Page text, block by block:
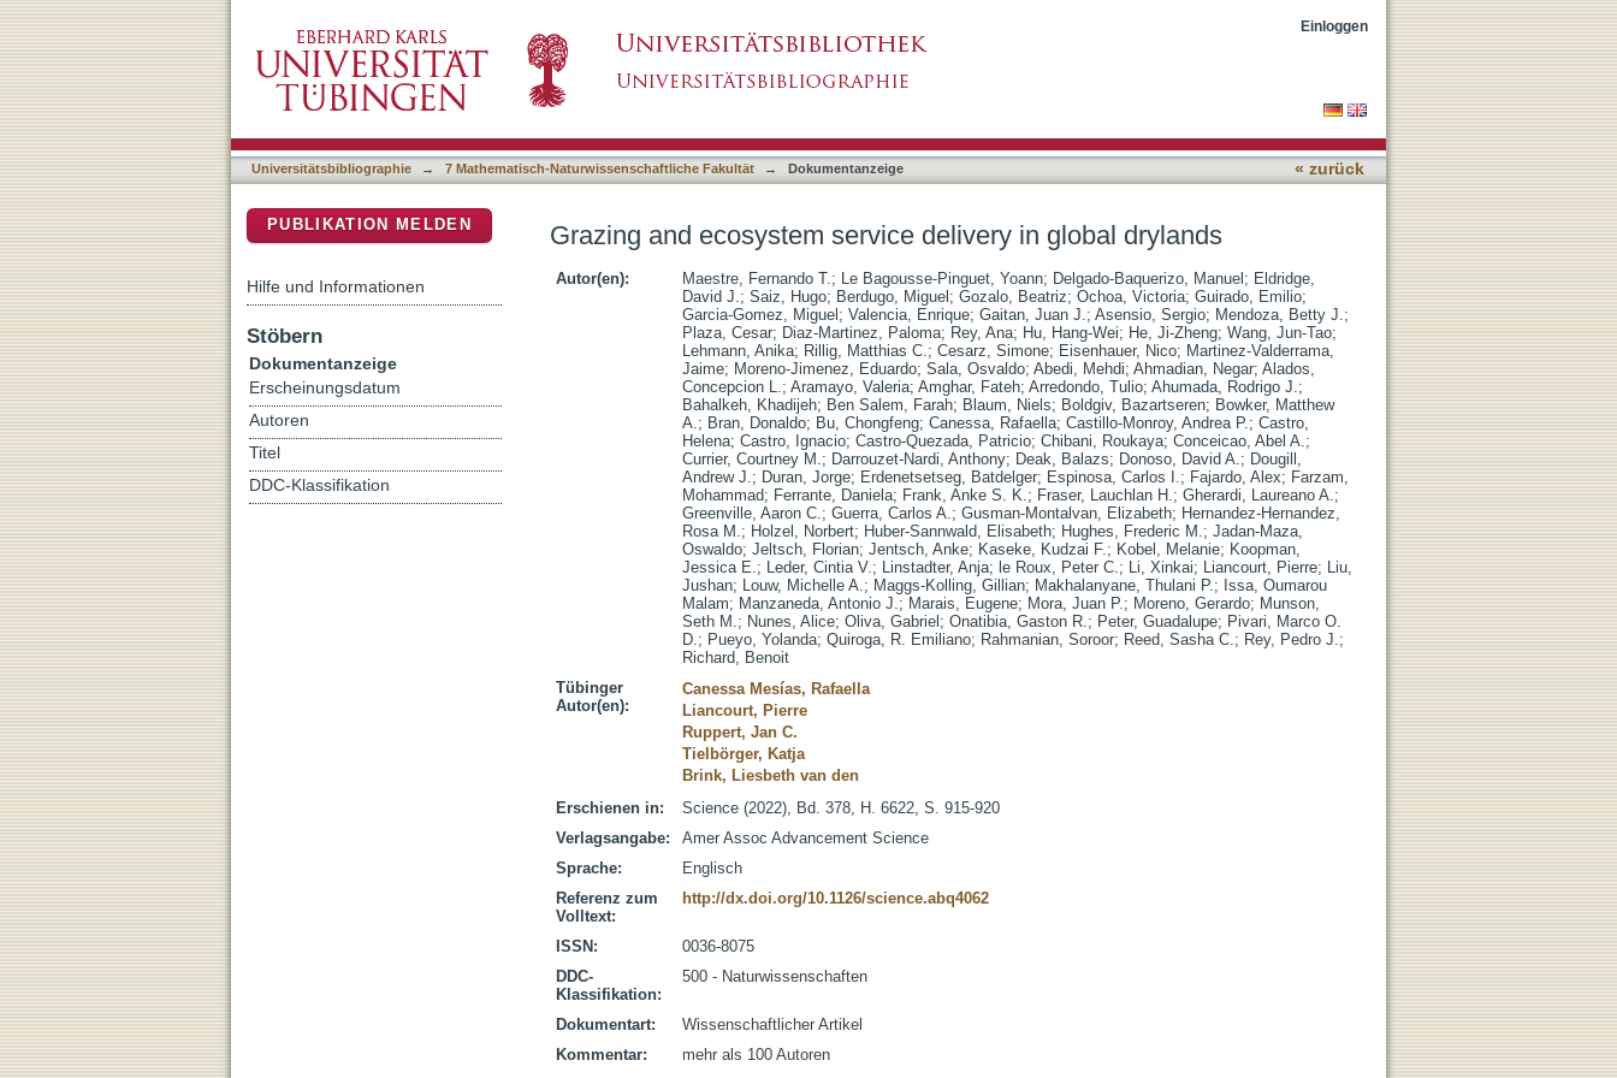
Einloggen
Universitätsbibliographie → 7 Mathematisch-Naturwissenschaftliche Fakultät → Dokumentanzeige « zurück
Grazing and ecosystem service delivery in global drylands
Autor(en): Maestre, Fernando T.; Le Bagousse-Pinguet, Yoann; Delgado-Baquerizo, Manuel ; Eldridge,
David J.; Saiz, Hugo; Berdugo, Miguel ; Gozalo, Beatriz; Ochoa, Victoria; Guirado, Emilio;
Garcia-Gomez, Miguel ; Valencia, Enrique; Gaitan, Juan J.; Asensio, Sergio; Mendoza, Betty J.;
Plaza, Cesar; Diaz-Martinez, Paloma; Rey, Ana; Hu, Hang-Wei; He, Ji-Zheng; Wang, Jun-Tao;
Lehmann, Anika; Rillig, Matthias C.; Cesarz, Simone; Eisenhauer, Nico; Martinez-Valderrama,
Jaime; Moreno-Jimenez, Eduardo; Sala, Osvaldo; Abedi, Mehdi; Ahmadian, Negar; Alados,
Concepcion L.; Aramayo, Valeria; Amghar, Fateh; Arredondo, Tulio; Ahumada, Rodrigo J.;
Bahalkeh, Khadijeh; Ben Salem, Farah; Blaum, Niels; Boldgiv, Bazartseren; Bowker, Matthew
A.; Bran, Donaldo; Bu, Chongfeng; Canessa, Rafaella; Castillo-Monroy, Andrea P.; Castro,
Helena; Castro, Ignacio; Castro-Quezada, Patricio; Chibani, Roukaya; Conceicao, Abel A.;
Currier, Courtney M.; Darrouzet-Nardi, Anthony; Deak, Balazs; Donoso, David A.; Dougill,
Andrew J.; Duran, Jorge; Erdenetsetseg, Batdelger; Espinosa, Carlos I.; Fajardo, Alex; Farzam,
Mohammad; Ferrante, Daniela; Frank, Anke S. K.; Fraser, Lauchlan H.; Gherardi, Laureano A.;
Greenville, Aaron C.; Guerra, Carlos A.; Gusman-Montalvan, Elizabeth; Hernandez-Hernandez,
Rosa M.; Holzel, Norbert; Huber-Sannwald, Elisabeth; Hughes, Frederic M.; Jadan-Maza,
Oswaldo; Jeltsch, Florian; Jentsch, Anke; Kaseke, Kudzai F.; Kobel, Melanie; Koopman,
Jessica E.; Leder, Cintia V.; Linstadter, Anja; le Roux, Peter C.; Li, Xinkai; Liancourt, Pierre; Liu,
Jushan; Louw, Michelle A.; Maggs-Kolling, Gillian; Makhalanyane, Thulani P.; Issa, Oumarou
Malam; Manzaneda, Antonio J.; Marais, Eugene; Mora, Juan P.; Moreno, Gerardo; Munson,
Seth M.; Nunes, Alice; Oliva, Gabriel ; Onatibia, Gaston R.; Peter, Guadalupe; Pivari, Marco O.
D.; Pueyo, Yolanda; Quiroga, R. Emiliano; Rahmanian, Soroor; Reed, Sasha C.; Rey, Pedro J.;
Richard, Benoit
Tübinger
Autor(en):
Canessa Mesías, Rafaella
Liancourt, Pierre
Ruppert, Jan C.
Tielbörger, Katja
Brink, Liesbeth van den
Erschienen in:
Science (2022), Bd. 378, H. 6622, S. 915-920
Verlagsangabe:
Amer Assoc Advancement Science
Sprache:
Englisch
Referenz zum
Volltext:
http://dx.doi.org/10.1126/science.abq4062
ISSN:
0036-8075
DDC-
Klassifikation:
500 - Naturwissenschaften
Dokumentart:
Wissenschaftlicher Artikel
Kommentar:
mehr als 100 Autoren
PUBLIKATION MELDEN
Hilfe und Informationen
Stöbern
Dokumentanzeige
Erscheinungsdatum
Autoren
Titel
DDC-Klassifikation